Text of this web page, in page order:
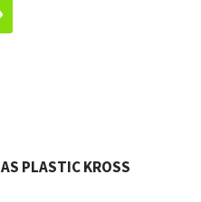
PLASTIC KROSS